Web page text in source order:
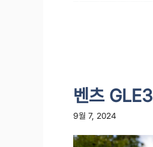
벤츠
9월 7, 2024